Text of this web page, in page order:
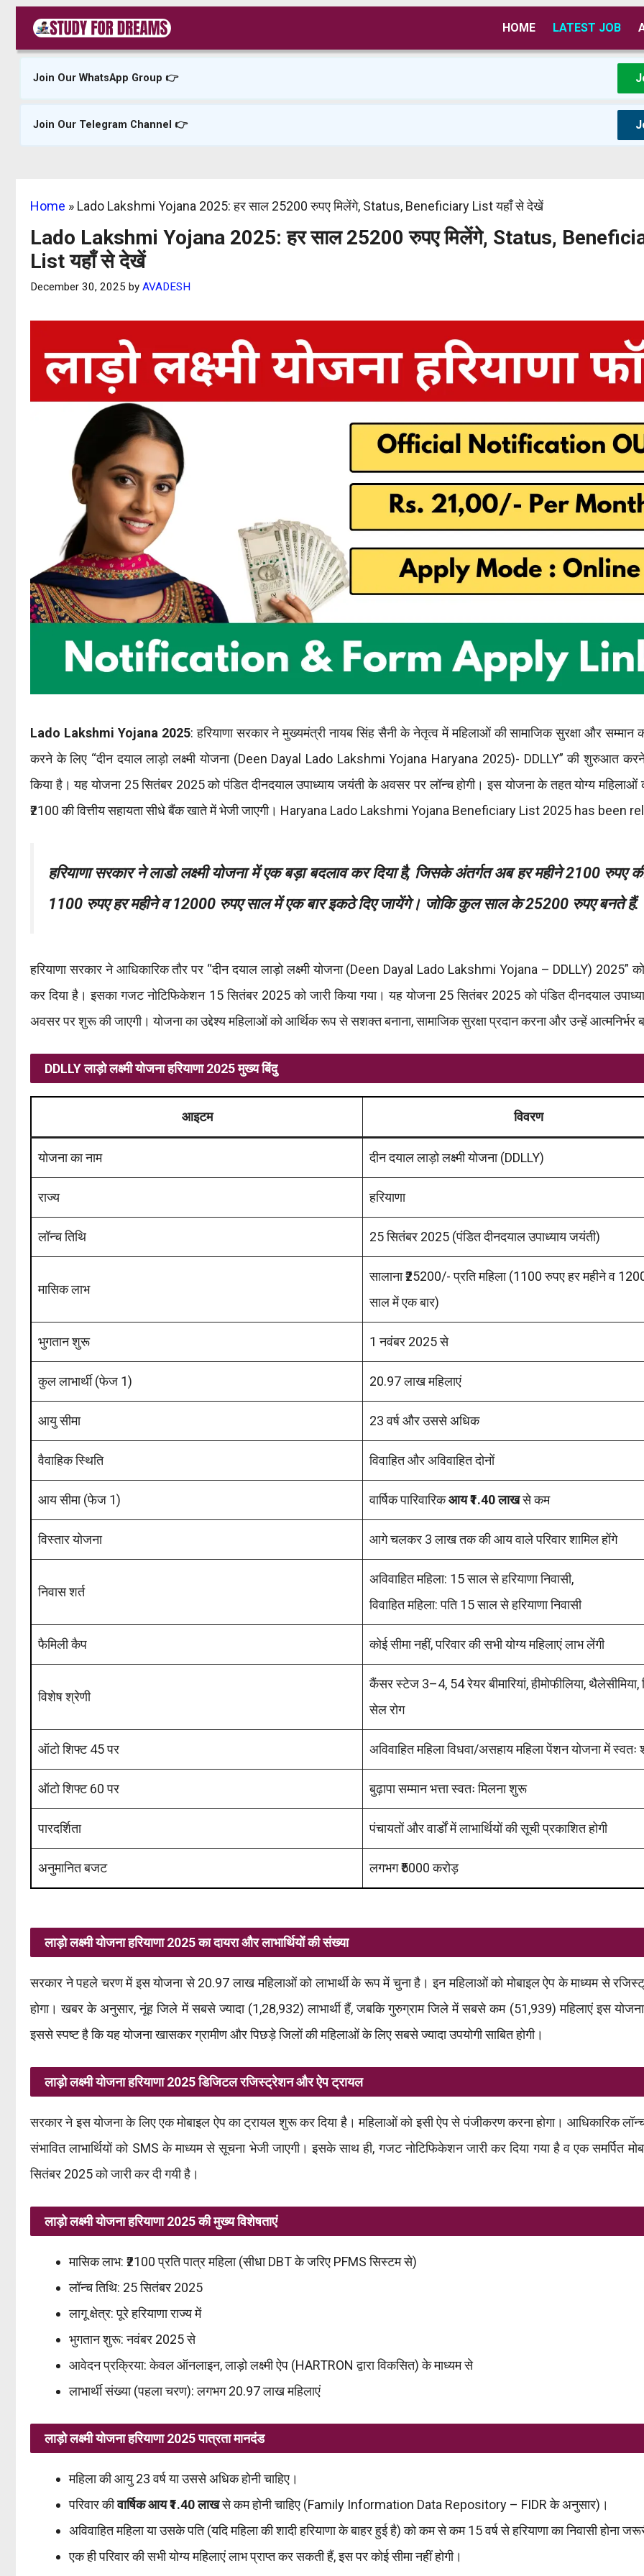
content
HOME LATEST JOB
Join Our WhatsApp Group 👉
Join Our Telegram Channel 👉
Home » Lado Lakshmi Yojana 2025: हर साल 25200 रुपए मिलेंगे, Status, Beneficiary List यहाँ से देखें
Lado Lakshmi Yojana 2025: हर साल 25200 रुपए मिलेंगे, Status,
List यहाँ से देखें
December 30, 2025 by AVADESH
Lado Lakshmi Yojana 2025: हरियाणा सरकार ने मुख्यमंत्री नायब सिंह सैनी के नेतृत्व में महिलाओं की सामाजिक सुरक्षा और सम्मान
करने के लिए “दीन दयाल लाड़ो लक्ष्मी योजना (Deen Dayal Lado Lakshmi Yojana Haryana 2025)- DDLLY” की शुरुआत
किया है। यह योजना 25 सितंबर 2025 को पंडित दीनदयाल उपाध्याय जयंती के अवसर पर लॉन्च होगी। इस योजना के तहत योग्य महिलाओं
₹2100 की वित्तीय सहायता सीधे बैंक खाते में भेजी जाएगी। Haryana Lado Lakshmi Yojana Beneficiary List 2025 has been
हरियाणा सरकार ने लाडो लक्ष्मी योजना में एक बड़ा बदलाव कर दिया है, जिसके अंतर्गत अब हर महीने 2100 रुपए
1100 रुपए हर महीने व 12000 रुपए साल में एक बार इकठे दिए जायेंगे। जोकि कुल साल के 25200 रुपए बनते हैं.
हरियाणा सरकार ने आधिकारिक तौर पर “दीन दयाल लाड़ो लक्ष्मी योजना (Deen Dayal Lado Lakshmi Yojana – DDLLY) 2025”
कर दिया है। इसका गजट नोटिफिकेशन 15 सितंबर 2025 को जारी किया गया। यह योजना 25 सितंबर 2025 को पंडित दीनदयाल
अवसर पर शुरू की जाएगी। योजना का उद्देश्य महिलाओं को आर्थिक रूप से सशक्त बनाना, सामाजिक सुरक्षा प्रदान करना और उन्हें आत्मनिर्भर
DDLLY लाड़ो लक्ष्मी योजना हरियाणा 2025 मुख्य बिंदु
आइटम विवरण
योजना का नाम दीन दयाल लाड़ो लक्ष्मी योजना (DDLLY)
राज्य हरियाणा
लॉन्च तिथि 25 सितंबर 2025 (पंडित दीनदयाल उपाध्याय जयंती)
मासिक लाभ
सालाना ₹25200/- प्रति महिला (1100 रुपए हर महीने व
साल में एक बार)
भुगतान शुरू 1 नवंबर 2025 से
कुल लाभार्थी (फेज 1) 20.97 लाख महिलाएं
आयु सीमा 23 वर्ष और उससे अधिक
वैवाहिक स्थिति विवाहित और अविवाहित दोनों
आय सीमा (फेज 1) वार्षिक पारिवारिकआय ₹1.40 लाखसे कम
विस्तार योजना आगे चलकर 3 लाख तक की आय वाले परिवार शामिल होंगे
निवास शर्त
अविवाहित महिला: 15 साल से हरियाणा निवासी,
विवाहित महिला: पति 15 साल से हरियाणा निवासी
फैमिली कैप कोई सीमा नहीं, परिवार की सभी योग्य महिलाएं लाभ लेंगी
विशेष श्रेणी
कैंसर स्टेज 3–4, 54 रेयर बीमारियां, हीमोफीलिया,
सेल रोग
ऑटो शिफ्ट 45 पर अविवाहित महिला विधवा/असहाय महिला पेंशन योजना में स्वतः
ऑटो शिफ्ट 60 पर बुढ़ापा सम्मान भत्ता स्वतः मिलना शुरू
पारदर्शिता पंचायतों और वार्डों में लाभार्थियों की सूची प्रकाशित होगी
अनुमानित बजट लगभग ₹5000 करोड़
लाड़ो लक्ष्मी योजना हरियाणा 2025 का दायरा और लाभार्थियों की संख्या
सरकार ने पहले चरण में इस योजना से 20.97 लाख महिलाओं को लाभार्थी के रूप में चुना है। इन महिलाओं को मोबाइल ऐप के माध्यम से
होगा। खबर के अनुसार, नूंह जिले में सबसे ज्यादा (1,28,932) लाभार्थी हैं, जबकि गुरुग्राम जिले में सबसे कम (51,939) महिलाएं इस
इससे स्पष्ट है कि यह योजना खासकर ग्रामीण और पिछड़े जिलों की महिलाओं के लिए सबसे ज्यादा उपयोगी साबित होगी।
लाड़ो लक्ष्मी योजना हरियाणा 2025 डिजिटल रजिस्ट्रेशन और ऐप ट्रायल
सरकार ने इस योजना के लिए एक मोबाइल ऐप का ट्रायल शुरू कर दिया है। महिलाओं को इसी ऐप से पंजीकरण करना होगा। आधिकारिक
संभावित लाभार्थियों को SMS के माध्यम से सूचना भेजी जाएगी। इसके साथ ही, गजट नोटिफिकेशन जारी कर दिया गया है व एक समर्पित
सितंबर 2025 को जारी कर दी गयी है।
लाड़ो लक्ष्मी योजना हरियाणा 2025 की मुख्य विशेषताएं
मासिक लाभ: ₹2100 प्रति पात्र महिला (सीधा DBT के जरिए PFMS सिस्टम से)
लॉन्च तिथि: 25 सितंबर 2025
लागू क्षेत्र: पूरे हरियाणा राज्य में
भुगतान शुरू: नवंबर 2025 से
आवेदन प्रक्रिया: केवल ऑनलाइन, लाड़ो लक्ष्मी ऐप (HARTRON द्वारा विकसित) के माध्यम से
लाभार्थी संख्या (पहला चरण): लगभग 20.97 लाख महिलाएं
लाड़ो लक्ष्मी योजना हरियाणा 2025 पात्रता मानदंड
महिला की आयु 23 वर्ष या उससे अधिक होनी चाहिए।
परिवार कीवार्षिक आय ₹1.40 लाखसे कम होनी चाहिए (Family Information Data Repository – FIDR के अनुसार)।
अविवाहित महिला या उसके पति (यदि महिला की शादी हरियाणा के बाहर हुई है) को कम से कम 15 वर्ष से हरियाणा का निवासी होना
एक ही परिवार की सभी योग्य महिलाएं लाभ प्राप्त कर सकती हैं, इस पर कोई सीमा नहीं होगी।